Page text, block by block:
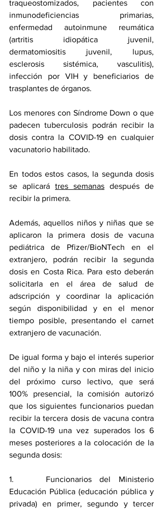
traqueostomizados, pacientes con
inmunodeficiencias primarias,
enfermedad autoinmune reumática
(artritis idiopática juvenil,
dermatomiositis juvenil, lupus,
esclerosis sistémica, vasculitis),
infección por VIH y beneficiarios de
trasplantes de órganos.
Los menores con Síndrome Down o que
padecen tuberculosis podrán recibir la
dosis contra la COVID-19 en cualquier
vacunatorio habilitado.
En todos estos casos, la segunda dosis
se aplicará tres semanas después de
recibir la primera.
Además, aquellos niños y niñas que se
aplicaron la primera dosis de vacuna
pediátrica de Pfizer/BioNTech en el
extranjero, podrán recibir la segunda
dosis en Costa Rica. Para esto deberán
solicitarla en el área de salud de
adscripción y coordinar la aplicación
según disponibilidad y en el menor
tiempo posible, presentando el carnet
extranjero de vacunación.
De igual forma y bajo el interés superior
del niño y la niña y con miras del inicio
del próximo curso lectivo, que será
100% presencial, la comisión autorizó
que los siguientes funcionarios puedan
recibir la tercera dosis de vacuna contra
la COVID-19 una vez superados los 6
meses posteriores a la colocación de la
segunda dosis:
1.    Funcionarios del Ministerio
Educación Pública (educación pública y
privada) en primer, segundo y tercer